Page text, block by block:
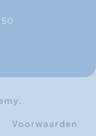
Voorwaarden